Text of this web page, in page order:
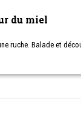
du miel
ruche. Balade et